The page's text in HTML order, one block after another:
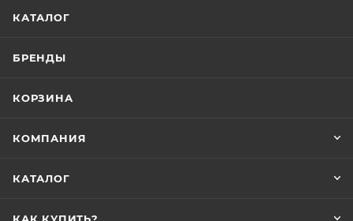
КАТАЛОГ
БРЕНДЫ
КОРЗИНА
КОМПАНИЯ
КАТАЛОГ